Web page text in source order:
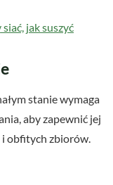
jak suszyć
stanie wymaga
aby zapewnić jej
obfitych zbiorów.